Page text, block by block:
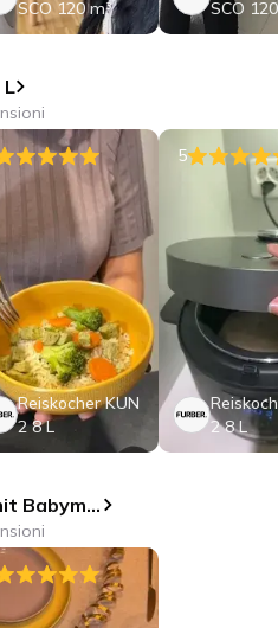
SCO 120 m³
SCO
L
Reiskocher KUN
2 8 L
5
2 8 L
Babyphone DUAL mit Babymonitor